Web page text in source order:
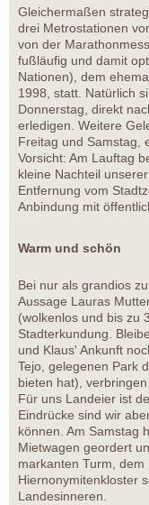
Gleichermaßen
drei Metrostationen
von der
fußläufig und damit
Nationen), dem
1998, statt. Natürlich
Donnerstag, direkt
erledigen. Weitere
Freitag und Samstag,
Vorsicht: Am Lauftag
kleine Nachteil
Entfernung vom
Anbindung mit
Warm und schön
Bei nur als grandios
Aussage Lauras
(wolkenlos und bis zu
Stadterkundung.
und Klaus' Ankunft
Tejo, gelegenen Park
bieten hat),
Für uns Landeier ist
Eindrücke sind wir
können. Am Samstag
Mietwagen geordert
markanten Turm,
Hiernonymitenkloster
Landesinneren.